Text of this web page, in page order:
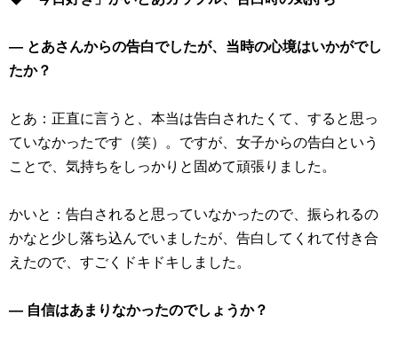
― とあさんからの告白でしたが、当時の心境はいかがでし
たか？
とあ：正直に言うと、本当は告白されたくて、すると思っ
ていなかったです（笑）。ですが、女子からの告白という
ことで、気持ちをしっかりと固めて頑張りました。
かいと：告白されると思っていなかったので、振られるの
かなと少し落ち込んでいましたが、告白してくれて付き合
えたので、すごくドキドキしました。
― 自信はあまりなかったのでしょうか？